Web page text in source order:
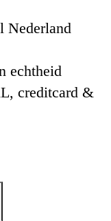
Nederland
echtheid
creditcard &